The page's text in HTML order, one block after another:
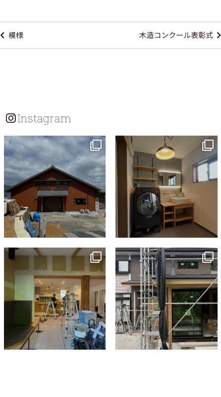
稿
ナ
ョ
ン
模様 木造コンクール表彰式
Instagram
tomohouseinc
7月 18
tomohouseinc
7月 13
tomohouseinc
tomohouseinc
6月 3